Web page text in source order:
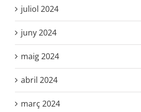
juliol 2024
juny 2024
maig 2024
abril 2024
març 2024